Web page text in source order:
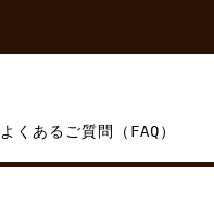
よくあるご質問（FAQ）